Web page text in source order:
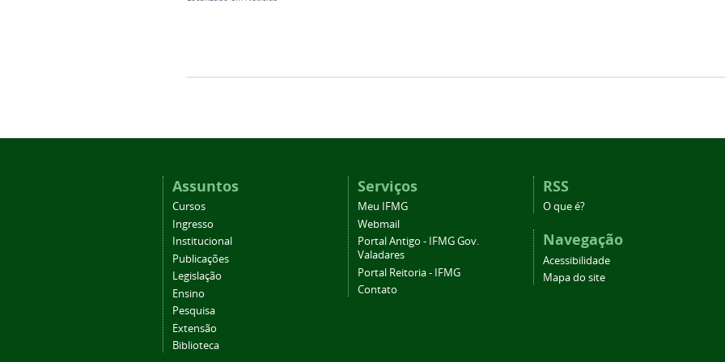
Assuntos
Cursos
Ingresso
Institucional
Publicações
Legislação
Ensino
Pesquisa
Extensão
Biblioteca
Serviços
Meu IFMG
Webmail
Portal Antigo - IFMG Gov.
Valadares
Portal Reitoria - IFMG
Contato
RSS
O que é?
Navegação
Acessibilidade
Mapa do site